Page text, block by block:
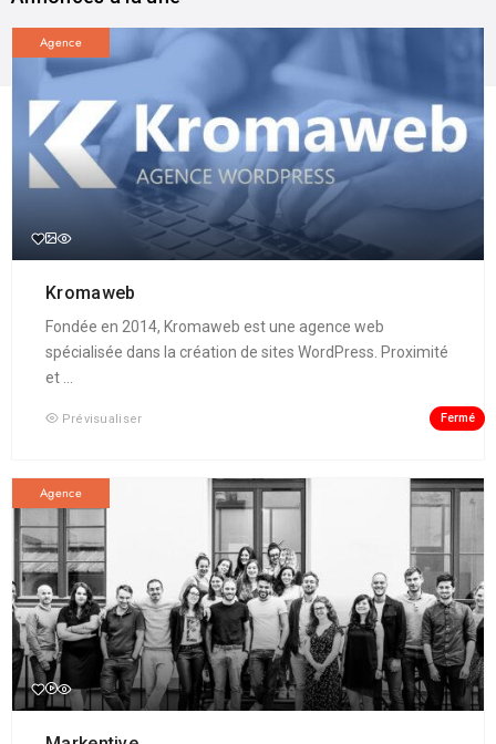
Agence
Kromaweb
Fondée en 2014, Kromaweb est une agence web
spécialisée dans la création de sites WordPress. Proximité
et ...
Prévisualiser Fermé
Agence